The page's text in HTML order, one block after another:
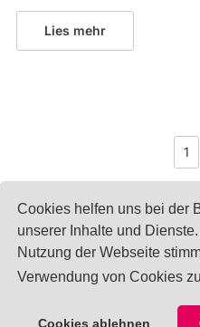
Cookies helfen uns bei der
unserer Inhalte und
Nutzung der Webseite
Verwendung von Cookies
Cookies ablehnen
Lies mehr
1